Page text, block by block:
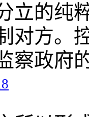
立的纯
对方。
察政府